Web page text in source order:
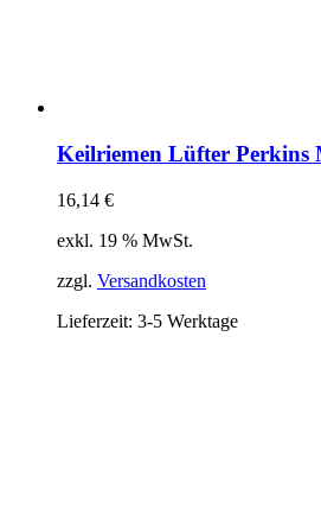
Keilriemen Lüfter Perkins
16,14 €
exkl. 19 % MwSt.
zzgl. Versandkosten
Lieferzeit: 3-5 Werktage